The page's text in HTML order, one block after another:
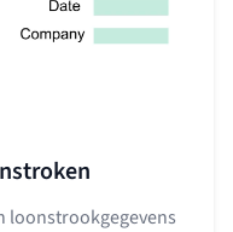
loonstrookgegevens